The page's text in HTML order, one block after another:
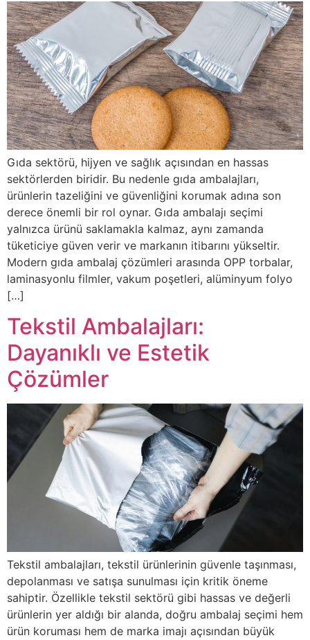
Gıda sektörü, hijyen ve sağlık açısından en hassas
sektörlerden biridir. Bu nedenle gıda ambalajları,
ürünlerin tazeliğini ve güvenliğini korumak adına son
derece önemli bir rol oynar. Gıda ambalajı seçimi
yalnızca ürünü saklamakla kalmaz, aynı zamanda
tüketiciye güven verir ve markanın itibarını yükseltir.
Modern gıda ambalaj çözümleri arasında OPP torbalar,
laminasyonlu filmler, vakum poşetleri, alüminyum folyo
[…]
Tekstil Ambalajları:
Dayanıklı ve Estetik
Çözümler
Tekstil ambalajları, tekstil ürünlerinin güvenle taşınması,
depolanması ve satışa sunulması için kritik öneme
sahiptir. Özellikle tekstil sektörü gibi hassas ve değerli
ürünlerin yer aldığı bir alanda, doğru ambalaj seçimi hem
ürün koruması hem de marka imajı açısından büyük